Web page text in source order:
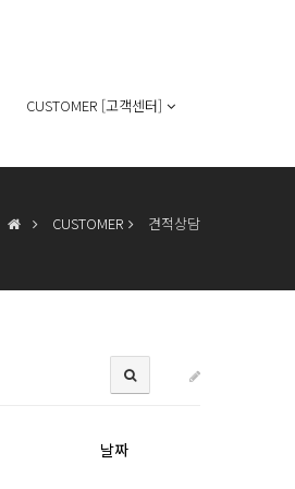
CUSTOMER [고객센터]
CUSTOMER 견적상담
날짜